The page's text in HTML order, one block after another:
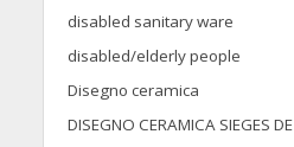
disabled sanitary ware
disabled/elderly people
Disegno ceramica
DISEGNO CERAMICA SIEGES